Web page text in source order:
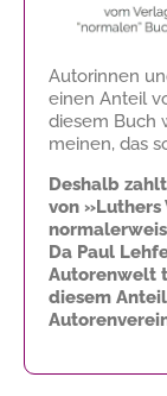
Autorinnen
einen Anteil
diesem Buch
meinen, das
Deshalb
von »Luthers
Da Paul
Autorenwelt
diesem